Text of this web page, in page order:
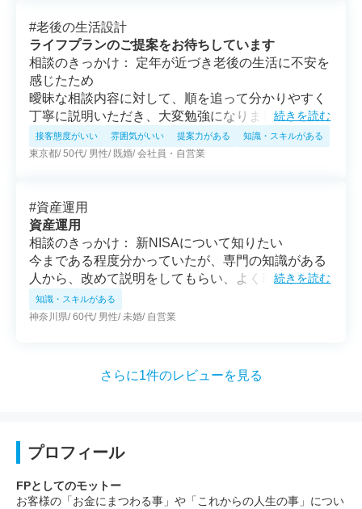
#老後の生活設計
ライフプランのご提案をお待ちしています
相談のきっかけ： 定年が近づき老後の生活に不安を
感じたため
曖昧な相談内容に対して、順を追って分かりやすく
丁寧に説明いただき、大変勉強になりました。ライ
フプランをご提案頂いた後に改めて相談させていた
だきたいです。
続きを読む
接客態度がいい 雰囲気がいい 提案力がある 知識・スキルがある
東京都 50代 男性 既婚 会社員・自営業
#資産運用
資産運用
相談のきっかけ： 新NISAについて知りたい
今まである程度分かっていたが、専門の知識がある
人から、改めて説明をしてもらい、よく理解するこ
とが出来たので相談をして良かった。
続きを読む
知識・スキルがある
神奈川県 60代 男性 未婚 自営業
さらに1件のレビューを見る
プロフィール
FPとしてのモットー
お客様の「お金にまつわる事」や「これからの人生の事」につい